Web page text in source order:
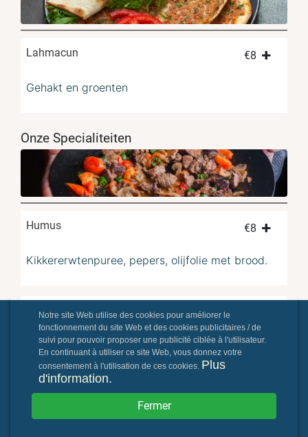
Lahmacun €8
Gehakt en groenten
Onze Specialiteiten
Humus €8
Kikkererwtenpuree, pepers, olijfolie met brood.
Icli köfte
Kalfsgehakt, granen en kruiden (per stuk)
Kagit kebabi
Notre site Web utilise des cookies pour améliorer le
fonctionnement du site Web et des cookies publicitaires / de
suivi pour pouvoir proposer une publicité ciblée à l'utilisateur.
En continuant à utiliser ce site Web, vous donnez votre
consentement à l'utilisation de ces cookies. Plus
d'information.
Fermer